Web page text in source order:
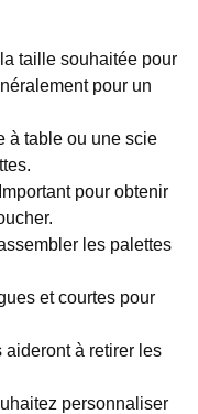
taille souhaitée pour
pour un
à table ou une scie
pour obtenir
les palettes
et courtes pour
aideront à retirer les
personnaliser